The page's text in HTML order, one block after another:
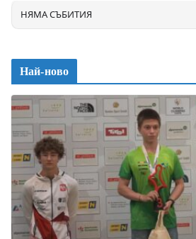
НЯМА СЪБИТИЯ
Най-ново